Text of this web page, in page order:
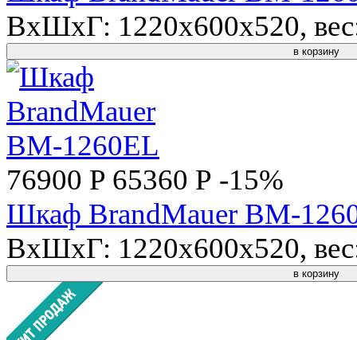
ВхШхГ: 1220x600x520,
в корзину
76900 P 65360 Р -15%
Шкаф BrandMauer BM-
ВхШхГ: 1220x600x520,
в корзину